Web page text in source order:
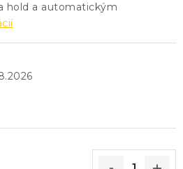
hold a automatickým